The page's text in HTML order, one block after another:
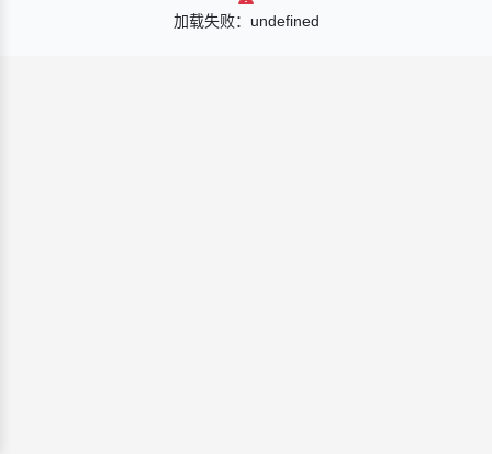
加载失败：undefined